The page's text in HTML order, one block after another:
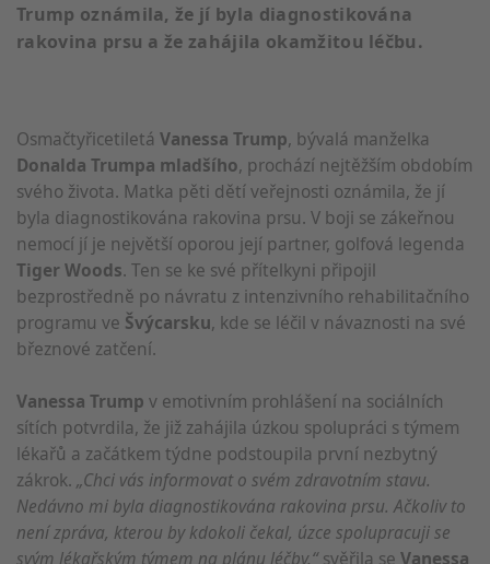
Trump oznámila, že jí byla diagnostikována
rakovina prsu a že zahájila okamžitou léčbu.
Osmačtyřicetiletá Vanessa Trump, bývalá manželka
Donalda Trumpa mladšího, prochází nejtěžším obdobím
svého života. Matka pěti dětí veřejnosti oznámila, že jí
byla diagnostikována rakovina prsu. V boji se zákeřnou
nemocí jí je největší oporou její partner, golfová legenda
Tiger Woods. Ten se ke své přítelkyni připojil
bezprostředně po návratu z intenzivního rehabilitačního
programu ve Švýcarsku, kde se léčil v návaznosti na své
březnové zatčení.
Vanessa Trump v emotivním prohlášení na sociálních
sítích potvrdila, že již zahájila úzkou spolupráci s týmem
lékařů a začátkem týdne podstoupila první nezbytný
zákrok. „Chci vás informovat o svém zdravotním stavu.
Nedávno mi byla diagnostikována rakovina prsu. Ačkoliv to
není zpráva, kterou by kdokoli čekal, úzce spolupracuji se
svým lékařským týmem na plánu léčby,“svěřila se Vanessa